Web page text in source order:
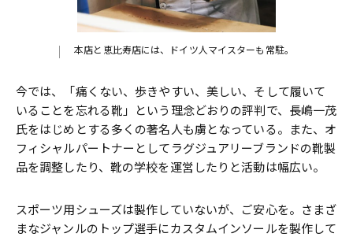
本店と恵比寿店には、ドイツ人マイスターも常駐。
今では、「痛くない、歩きやすい、美しい、そして履いて
いることを忘れる靴」という理念どおりの評判で、長嶋一茂
氏をはじめとする多くの著名人も虜となっている。また、オ
フィシャルパートナーとしてラグジュアリーブランドの靴製
品を調整したり、靴の学校を運営したりと活動は幅広い。
スポーツ用シューズは製作していないが、ご安心を。さまざ
まなジャンルのトップ選手にカスタムインソールを製作して